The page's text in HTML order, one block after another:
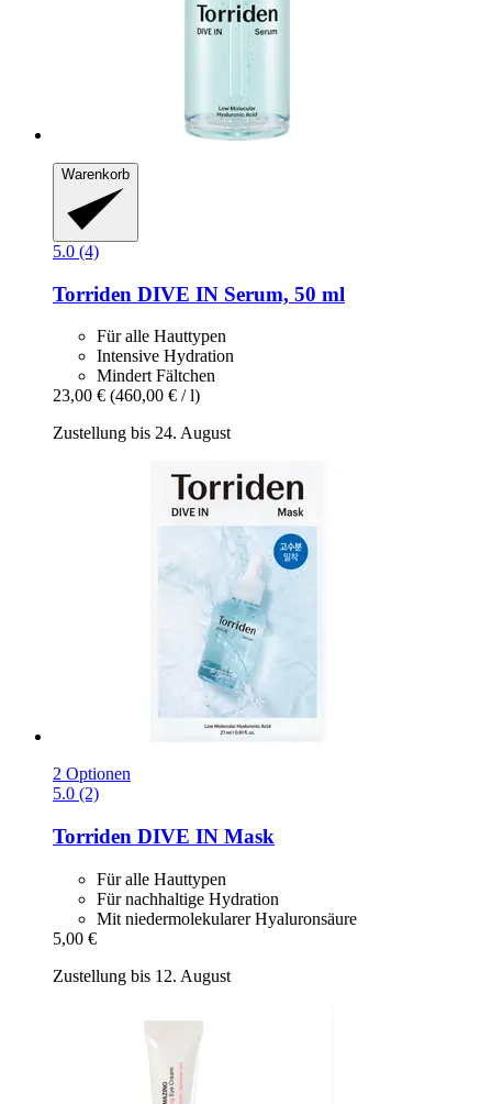
Warenkorb
5.0 (4)
Torriden DIVE IN Serum, 50 ml
Für alle Hauttypen
Intensive Hydration
Mindert Fältchen
23,00 € (460,00 € / l)
Zustellung bis 24. August
2 Optionen
5.0 (2)
Torriden DIVE IN Mask
Für alle Hauttypen
Für nachhaltige Hydration
Mit niedermolekularer Hyaluronsäure
5,00 €
Zustellung bis 12. August